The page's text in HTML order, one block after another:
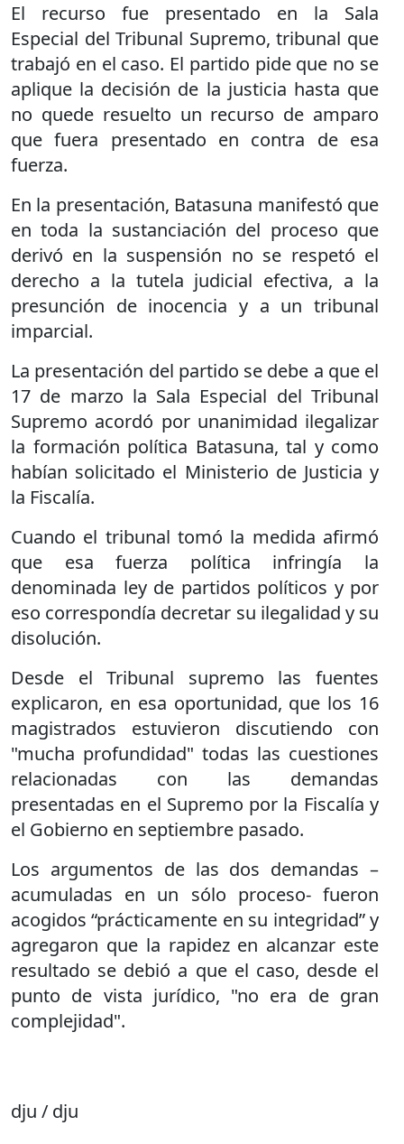
El recurso fue presentado en la Sala
Especial del Tribunal Supremo, tribunal que
trabajó en el caso. El partido pide que no se
aplique la decisión de la justicia hasta que
no quede resuelto un recurso de amparo
que fuera presentado en contra de esa
fuerza.
En la presentación, Batasuna manifestó que
en toda la sustanciación del proceso que
derivó en la suspensión no se respetó el
derecho a la tutela judicial efectiva, a la
presunción de inocencia y a un tribunal
imparcial.
La presentación del partido se debe a que el
17 de marzo la Sala Especial del Tribunal
Supremo acordó por unanimidad ilegalizar
la formación política Batasuna, tal y como
habían solicitado el Ministerio de Justicia y
la Fiscalía.
Cuando el tribunal tomó la medida afirmó
que esa fuerza política infringía la
denominada ley de partidos políticos y por
eso correspondía decretar su ilegalidad y su
disolución.
Desde el Tribunal supremo las fuentes
explicaron, en esa oportunidad, que los 16
magistrados estuvieron discutiendo con
"mucha profundidad" todas las cuestiones
relacionadas con las demandas
presentadas en el Supremo por la Fiscalía y
el Gobierno en septiembre pasado.
Los argumentos de las dos demandas –
acumuladas en un sólo proceso- fueron
acogidos “prácticamente en su integridad” y
agregaron que la rapidez en alcanzar este
resultado se debió a que el caso, desde el
punto de vista jurídico, "no era de gran
complejidad".
dju / dju